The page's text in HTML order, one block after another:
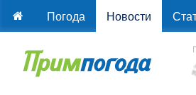
Погода Новости